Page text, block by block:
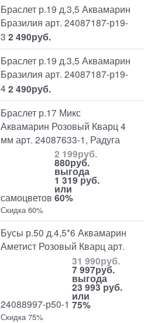
Браслет р.19 д.3,5 Аквамарин
Бразилия арт. 24087187-р19-
3 2 490руб.
Браслет р.19 д.3,5 Аквамарин
Бразилия арт. 24087187-р19-
4 2 490руб.
Браслет р.17 Микс
Аквамарин Розовый Кварц 4
мм арт. 24087633-1, Радуга
самоцветов
2 199руб.
880руб.
выгода
1 319 руб.
или
60%
Скидка 60%
Бусы р.50 д.4,5*6 Аквамарин
Аметист Розовый Кварц арт.
24088997-р50-1
31 990руб.
7 997руб.
выгода
23 993 руб.
или
75%
Скидка 75%